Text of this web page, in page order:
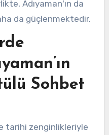
Adıyaman'ın da
da güçlenmektedir.
Sohbet
tarihi zenginlikleriyle